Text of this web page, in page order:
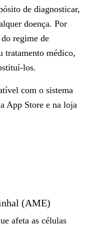
de diagnosticar,
doença. Por
regime de
tratamento médico,
los.
com o sistema
App Store e na loja
(AME)
afeta as células